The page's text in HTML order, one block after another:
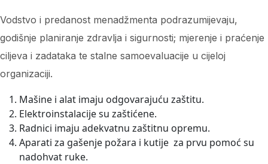
Vodstvo i predanost menadžmenta podrazumijevaju,
godišnje planiranje zdravlja i sigurnosti; mjerenje i praćenje
ciljeva i zadataka te stalne samoevaluacije u cijeloj
organizaciji.
Mašine i alat imaju odgovarajuću zaštitu.
Elektroinstalacije su zaštićene.
Radnici imaju adekvatnu zaštitnu opremu.
Aparati za gašenje požara i kutije za prvu pomoć su
nadohvat ruke.